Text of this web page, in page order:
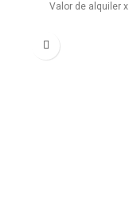
Valor de alquiler